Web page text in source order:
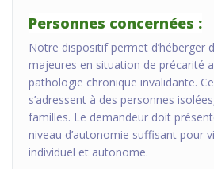
Personnes concernées :
Notre dispositif permet d’héberger
majeures en situation de précarité
pathologie chronique invalidante.
s’adressent à des personnes
familles. Le demandeur doit
niveau d’autonomie suffisant pour
individuel et autonome.